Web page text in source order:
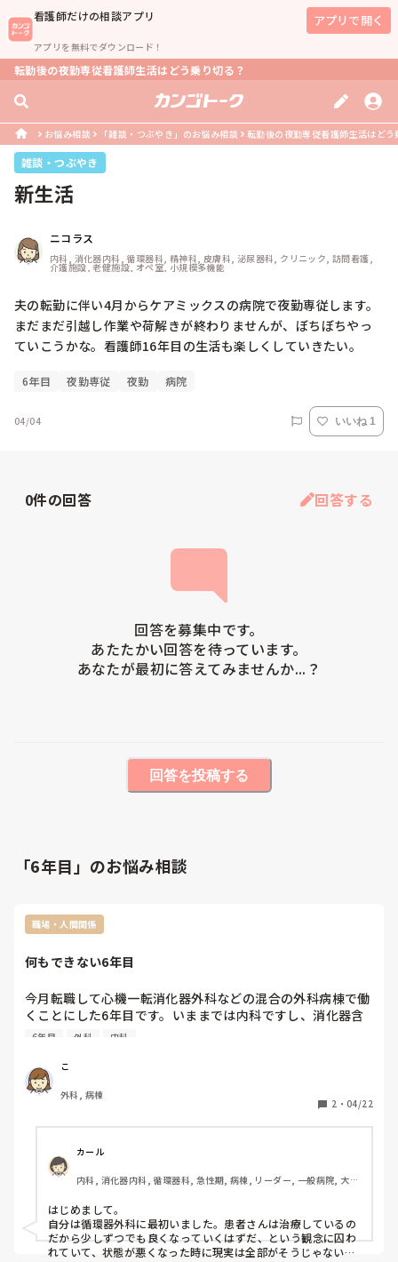
看護師だけの相談アプリ
アプリを無料でダウンロード！
アプリで開く
転勤後の夜勤専従看護師生活はどう乗り切る？
お悩み相談 「雑談・つぶやき」のお悩み相談 転勤後の夜勤専従看護師生活はどう
雑談・つぶやき
新生活
ニコラス
内科, 消化器内科, 循環器科, 精神科, 皮膚科, 泌尿器科, クリニック, 訪問看護,
介護施設, 老健施設, オペ室, 小規模多機能
夫の転勤に伴い4月からケアミックスの病院で夜勤専従します。
まだまだ引越し作業や荷解きが終わりませんが、ぼちぼちやっ
6年目 夜勤専従 夜勤 病院
04/04 いいね 1
0件の回答 回答する
回答を募集中です。
あたたかい回答を待っています。
あなたが最初に答えてみませんか...？
回答を投稿する
「6年目」のお悩み相談
職場・人間関係
何もできない6年目
今月転職して心機一転消化器外科などの混合の外科病棟で働
くことにした6年目です。いままでは内科ですし、消化器含
めた疾患も初です。
見知りなところや、声のかけずらさ、優先順位を考えるのが
苦手で、迷惑ばかりかけてます。
最近、少し状態の悪化した方の対応ができず、フォローの方
とてもごもっともです。最初は自分なりに気にかけたいの
に！とも思いましたが、フォロー含めそう思われるような行
動をとったのは自分だと反省しております。皆さんからの評
価を低くする原因をとったこと、そのような行動をとった自
分、病室にいる自分にも聞こえる声で統括する担当に自身の
最低な行動を話していたのもあり、仕事に行くのが申し訳な
くなりました。行くことが申し訳ないというのも建前で本音
は低く認定されたから行きたくない、という感情なんだと思
6年目 外科 内科
こ
外科, 病棟
2 ・ 04/22
カール
内科, 消化器内科, 循環器科, 急性期, 病棟, リーダー, 一般病院, 大学
はじめまして。
自分は循環器外科に最初いました。患者さんは治療しているの
だから少しずつでも良くなっていくはずだ、という観念に囚わ
れていて、状態が悪くなった時に現実は全部がそうじゃないの